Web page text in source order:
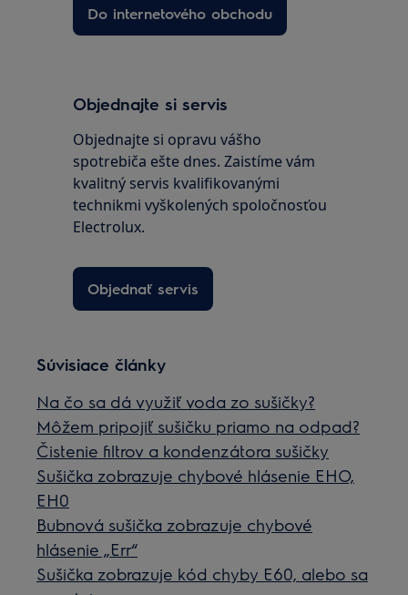
Do internetového obchodu
Objednajte si servis
Objednajte si opravu vášho
spotrebiča ešte dnes. Zaistíme vám
kvalitný servis kvalifikovanými
technikmi vyškolených spoločnosťou
Electrolux.
Objednať servis
Súvisiace články
Na čo sa dá využiť voda zo sušičky?
Môžem pripojiť sušičku priamo na odpad?
Čistenie filtrov a kondenzátora sušičky
Sušička zobrazuje chybové hlásenie EHO,
EH0
Bubnová sušička zobrazuje chybové
hlásenie „Err“
Sušička zobrazuje kód chyby E60, alebo sa